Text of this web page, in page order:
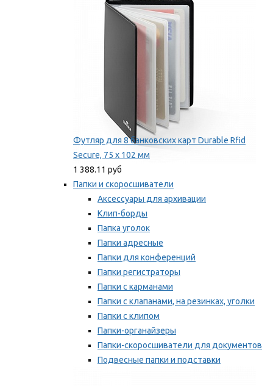
Мы рекомендуем
Футляр для 8 банковских карт Durable Rfid
Secure, 75 х 102 мм
1 388.11 руб
Папки и скоросшиватели
Аксессуары для архивации
Клип-борды
Папка уголок
Папки адресные
Папки для конференций
Папки регистраторы
Папки с карманами
Папки с клапанами, на резинках, уголки
Папки с клипом
Папки-органайзеры
Папки-скоросшиватели для документов
Подвесные папки и подставки